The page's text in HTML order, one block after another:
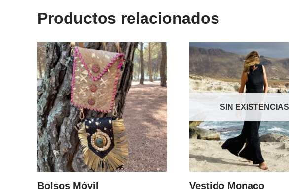
Productos relacionados
Bolsos Móvil
SIN EXISTENCIAS
Vestido Monaco